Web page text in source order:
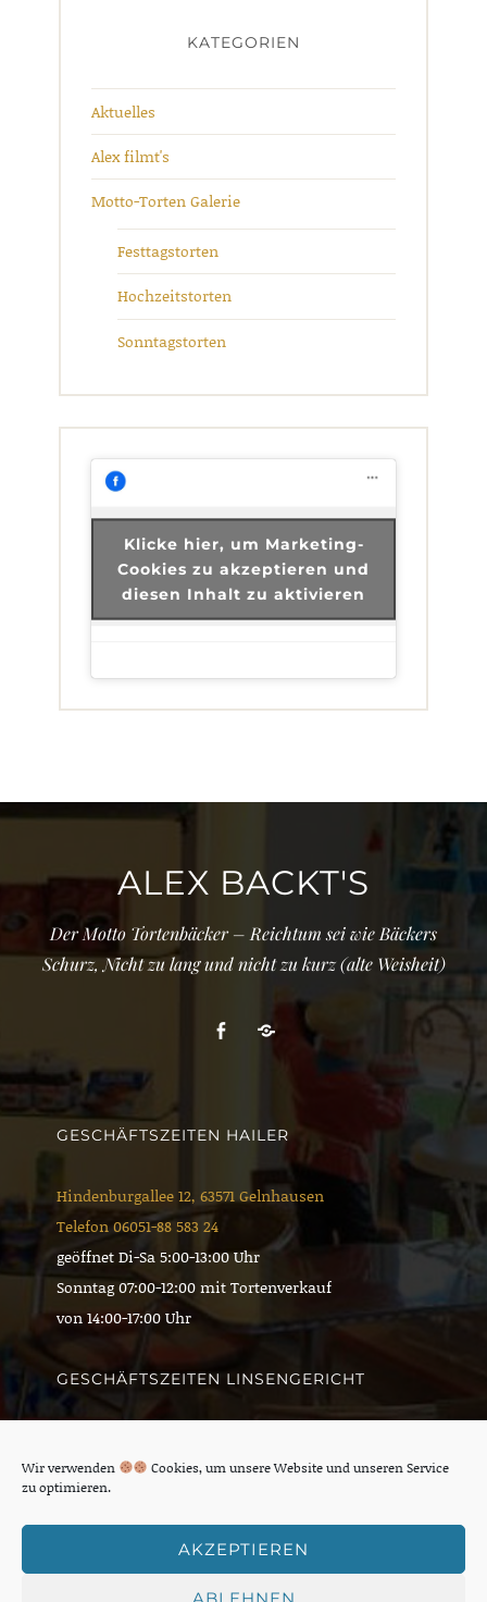
Wir verwenden
Cookies, um unsere Website und unseren Service
zu optimieren.
AKZEPTIEREN
ABLEHNEN
KATEGORIEN
Aktuelles
Alex filmt's
Motto-Torten Galerie
Festtagstorten
Hochzeitstorten
Sonntagstorten
Klicke hier, um Marketing-
Cookies zu akzeptieren und
diesen Inhalt zu aktivieren
ALEX BACKT'S
Der Motto Tortenbäcker – Reichtum sei wie Bäckers
Schurz, Nicht zu lang und nicht zu kurz (alte Weisheit)
(EU)
GESCHÄFTSZEITEN HAILER
Hindenburgallee 12, 63571 Gelnhausen
Telefon 06051-88 583 24
geöffnet Di-Sa 5:00-13:00 Uhr
Sonntag 07:00-12:00 mit Tortenverkauf
von 14:00-17:00 Uhr
GESCHÄFTSZEITEN LINSENGERICHT
Telefon 06051-53 872 33
Di-Sa (nur vormittags) 6:00-14:00 durchgehend
Sonntag 08:00-11:00 Uhr